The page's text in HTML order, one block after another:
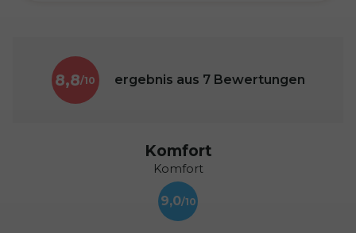
8,8 ergebnis aus 7 Bewertungen
Komfort
Komfort
9,0